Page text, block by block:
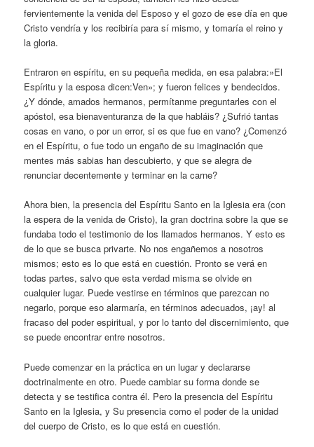
fervientemente la venida del Esposo y el gozo de ese día en que
Cristo vendría y los recibiría para sí mismo, y tomaría el reino y
la gloria.
Entraron en espíritu, en su pequeña medida, en esa palabra:»El
Espíritu y la esposa dicen:Ven»; y fueron felices y bendecidos.
¿Y dónde, amados hermanos, permítanme preguntarles con el
apóstol, esa bienaventuranza de la que habláis? ¿Sufrió tantas
cosas en vano, o por un error, si es que fue en vano? ¿Comenzó
en el Espíritu, o fue todo un engaño de su imaginación que
mentes más sabias han descubierto, y que se alegra de
renunciar decentemente y terminar en la carne?
Ahora bien, la presencia del Espíritu Santo en la Iglesia era (con
la espera de la venida de Cristo), la gran doctrina sobre la que se
fundaba todo el testimonio de los llamados hermanos. Y esto es
de lo que se busca privarte. No nos engañemos a nosotros
mismos; esto es lo que está en cuestión. Pronto se verá en
todas partes, salvo que esta verdad misma se olvide en
cualquier lugar. Puede vestirse en términos que parezcan no
negarlo, porque eso alarmaría, en términos adecuados, ¡ay! al
fracaso del poder espiritual, y por lo tanto del discernimiento, que
se puede encontrar entre nosotros.
Puede comenzar en la práctica en un lugar y declararse
doctrinalmente en otro. Puede cambiar su forma donde se
detecta y se testifica contra él. Pero la presencia del Espíritu
Santo en la Iglesia, y Su presencia como el poder de la unidad
del cuerpo de Cristo, es lo que está en cuestión.